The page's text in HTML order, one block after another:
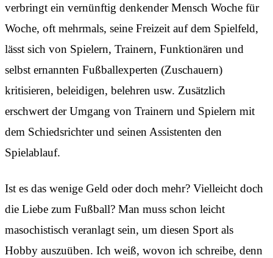
verbringt ein vernünftig denkender Mensch Woche für
Woche, oft mehrmals, seine Freizeit auf dem Spielfeld,
lässt sich von Spielern, Trainern, Funktionären und
selbst ernannten Fußballexperten (Zuschauern)
kritisieren, beleidigen, belehren usw. Zusätzlich
erschwert der Umgang von Trainern und Spielern mit
dem Schiedsrichter und seinen Assistenten den
Spielablauf.
Ist es das wenige Geld oder doch mehr? Vielleicht doch
die Liebe zum Fußball? Man muss schon leicht
masochistisch veranlagt sein, um diesen Sport als
Hobby auszuüben. Ich weiß, wovon ich schreibe, denn